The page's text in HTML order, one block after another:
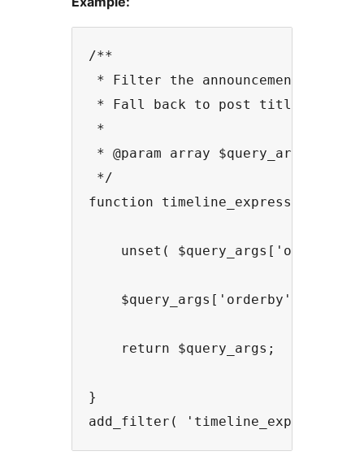
/**
* Filter the announcement date
* Fall back to post titles instead
*
* @param array $query_args The
*/
function
unset( $query_args['orderby']
$query_args['orderby'] =
    return $query_args;
}